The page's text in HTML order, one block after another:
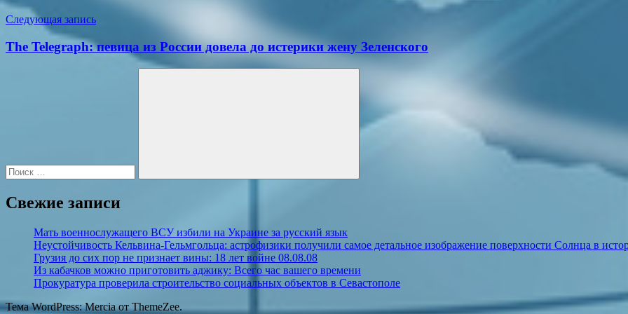
записям
Следующая запись
The Telegraph: певица из России довела до истерики жену Зеленского
Поиск
Свежие записи
Мать военнослужащего ВСУ избили на Украине за русский язык
Неустойчивость Кельвина-Гельмгольца: астрофизики получили самое детальное изображение поверхности Солнца в
Грузия до сих пор не признает вины: 18 лет войне 08.08.08
Из кабачков можно приготовить аджику: Всего час вашего времени
Прокуратура проверила строительство социальных объектов в Севастополе
Тема WordPress: Mercia от ThemeZee.